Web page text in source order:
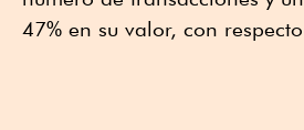
47% en su valor, con